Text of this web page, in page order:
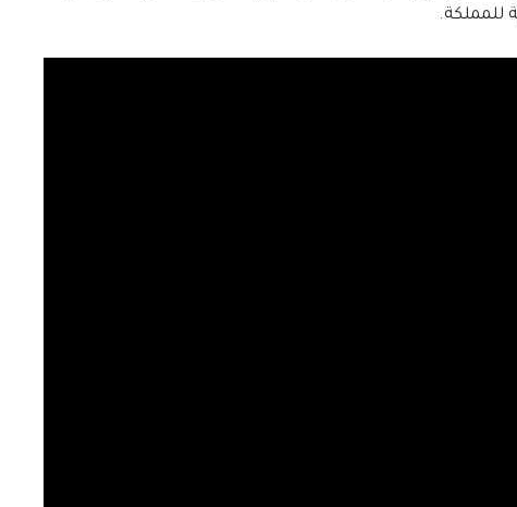
للمملكة.